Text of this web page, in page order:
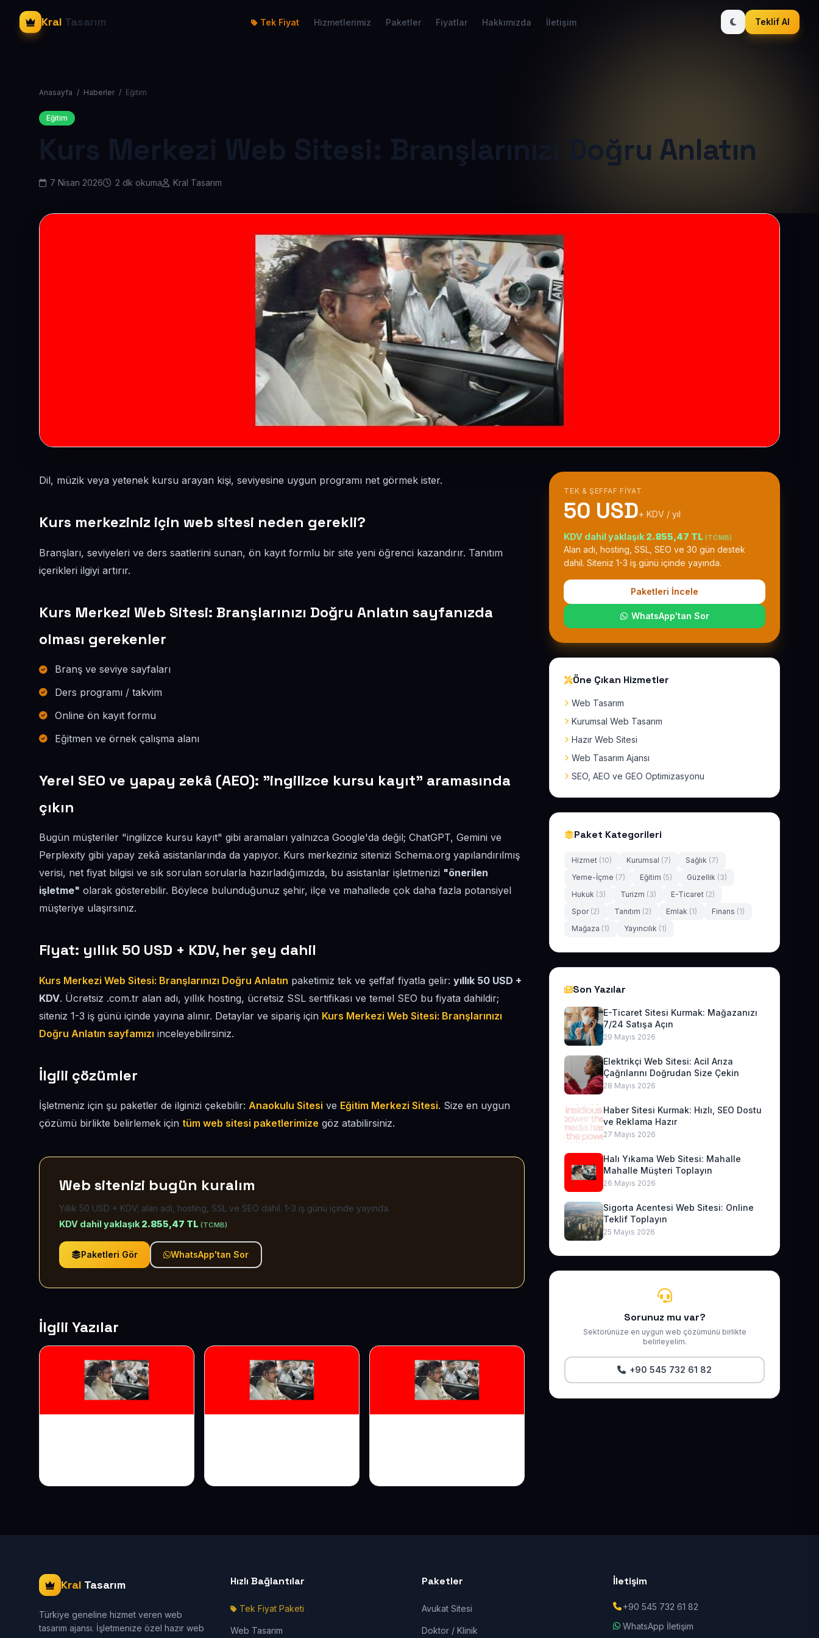
Kral Tasarım Tek Fiyat Hizmetlerimiz Paketler Fiyatlar Hakkımızda İletişim Teklif Al
Anasayfa / Haberler / Eğitim
Eğitim
Kurs Merkezi Web Sitesi: Branşlarınızı Doğru Anlatın
7 Nisan 2026 2 dk okuma Kral Tasarım
Dil, müzik veya yetenek kursu arayan kişi, seviyesine uygun programı net görmek ister.
Kurs merkeziniz için web sitesi neden gerekli?
Branşları, seviyeleri ve ders saatlerini sunan, ön kayıt formlu bir site yeni öğrenci kazandırır. Tanıtım
içerikleri ilgiyi artırır.
Kurs Merkezi Web Sitesi: Branşlarınızı Doğru Anlatın sayfanızda
olması gerekenler
Branş ve seviye sayfaları
Ders programı / takvim
Online ön kayıt formu
Eğitmen ve örnek çalışma alanı
Yerel SEO ve yapay zekâ (AEO): "ingilizce kursu kayıt" aramasında
çıkın
Bugün müşteriler "ingilizce kursu kayıt" gibi aramaları yalnızca Google'da değil; ChatGPT, Gemini ve
Perplexity gibi yapay zekâ asistanlarında da yapıyor. Kurs merkeziniz sitenizi Schema.org yapılandırılmış
verisi, net fiyat bilgisi ve sık sorulan sorularla hazırladığımızda, bu asistanlar işletmenizi "önerilen
işletme" olarak gösterebilir. Böylece bulunduğunuz şehir, ilçe ve mahallede çok daha fazla potansiyel
müşteriye ulaşırsınız.
Fiyat: yıllık 50 USD + KDV, her şey dahil
Kurs Merkezi Web Sitesi: Branşlarınızı Doğru Anlatın paketimiz tek ve şeffaf fiyatla gelir: yıllık 50 USD +
KDV. Ücretsiz .com.tr alan adı, yıllık hosting, ücretsiz SSL sertifikası ve temel SEO bu fiyata dahildir;
siteniz 1-3 iş günü içinde yayına alınır. Detaylar ve sipariş için Kurs Merkezi Web Sitesi: Branşlarınızı
Doğru Anlatın sayfamızı inceleyebilirsiniz.
İlgili çözümler
İşletmeniz için şu paketler de ilginizi çekebilir: Anaokulu Sitesi ve Eğitim Merkezi Sitesi. Size en uygun
çözümü birlikte belirlemek için tüm web sitesi paketlerimize göz atabilirsiniz.
Web sitenizi bugün kuralım
Yıllık 50 USD + KDV; alan adı, hosting, SSL ve SEO dahil. 1-3 iş günü içinde yayında.
KDV dahil yaklaşık 2.855,47 TL (TCMB)
Paketleri Gör WhatsApp'tan Sor
İlgili Yazılar
TEK & ŞEFFAF FIYAT
50 USD+ KDV / yıl
KDV dahil yaklaşık 2.855,47 TL (TCMB)
Alan adı, hosting, SSL, SEO ve 30 gün destek
dahil. Siteniz 1-3 iş günü içinde yayında.
Paketleri İncele
WhatsApp'tan Sor
Öne Çıkan Hizmetler
Web Tasarım
Kurumsal Web Tasarım
Hazır Web Sitesi
Web Tasarım Ajansı
SEO, AEO ve GEO Optimizasyonu
Paket Kategorileri
Hizmet (10) Kurumsal (7) Sağlık (7)
Yeme-İçme (7) Eğitim (5) Güzellik (3)
Hukuk (3) Turizm (3) E-Ticaret (2)
Spor (2) Tanıtım (2) Emlak (1) Finans (1)
Mağaza (1) Yayıncılık (1)
Son Yazılar
E-Ticaret Sitesi Kurmak: Mağazanızı
7/24 Satışa Açın
29 Mayıs 2026
Elektrikçi Web Sitesi: Acil Arıza
Çağrılarını Doğrudan Size Çekin
28 Mayıs 2026
Haber Sitesi Kurmak: Hızlı, SEO Dostu
ve Reklama Hazır
27 Mayıs 2026
Halı Yıkama Web Sitesi: Mahalle
Mahalle Müşteri Toplayın
26 Mayıs 2026
Sigorta Acentesi Web Sitesi: Online
Teklif Toplayın
25 Mayıs 2026
Sorunuz mu var?
Sektörünüze en uygun web çözümünü birlikte
belirleyelim.
+90 545 732 61 82
Kral Tasarım
Türkiye geneline hizmet veren web
tasarım ajansı. İşletmenize özel hazır web
Hızlı Bağlantılar
Tek Fiyat Paketi
Web Tasarım
Paketler
Avukat Sitesi
Doktor / Klinik
İletişim
+90 545 732 61 82
WhatsApp İletişim